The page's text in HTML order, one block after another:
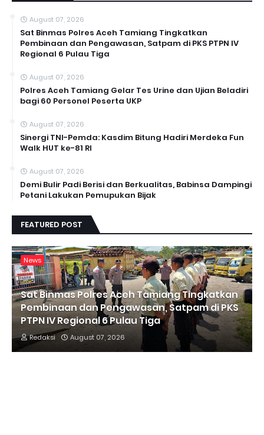
August 07, 2026
Sat Binmas Polres Aceh Tamiang Tingkatkan
Pembinaan dan Pengawasan, Satpam di PKS PTPN IV
Regional 6 Pulau Tiga
August 07, 2026
Polres Aceh Tamiang Gelar Tes Urine dan Ujian Beladiri
bagi 60 Personel Peserta UKP
August 07, 2026
Sinergi TNI-Pemda: Kasdim Bitung Hadiri Merdeka Fun
Walk HUT ke-81 RI
August 07, 2026
Demi Bulir Padi Berisi dan Berkualitas, Babinsa Dampingi
Petani Lakukan Pemupukan Bijak
FEATURED POST
News
Sat Binmas Polres Aceh Tamiang Tingkatkan
Pembinaan dan Pengawasan, Satpam di PKS
PTPN IV Regional 6 Pulau Tiga
Redaksi August 07, 2026